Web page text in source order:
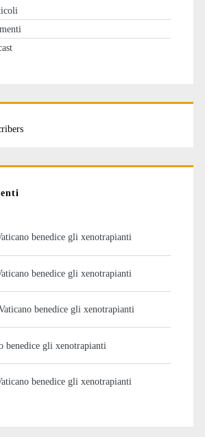
benedice gli xenotrapianti
benedice gli xenotrapianti
benedice gli xenotrapianti
benedice gli xenotrapianti
benedice gli xenotrapianti